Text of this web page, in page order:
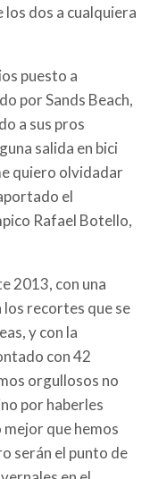
dos a cualquiera
puesto a
por Sands Beach,
a sus pros
salida en bici
quiero olvidadar
el
Rafael Botello,
2013, con una
los recortes que se
y con la
con 42
orgullosos no
por haberles
que hemos
serán el punto de